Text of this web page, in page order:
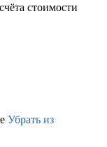
стоимости
Убрать из